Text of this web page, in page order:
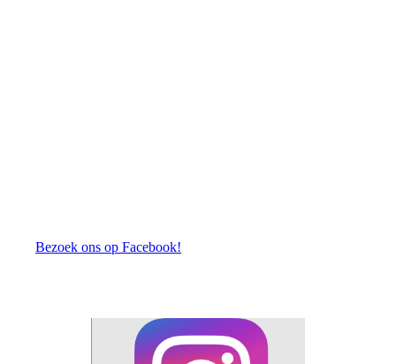
Bezoek ons op Facebook!